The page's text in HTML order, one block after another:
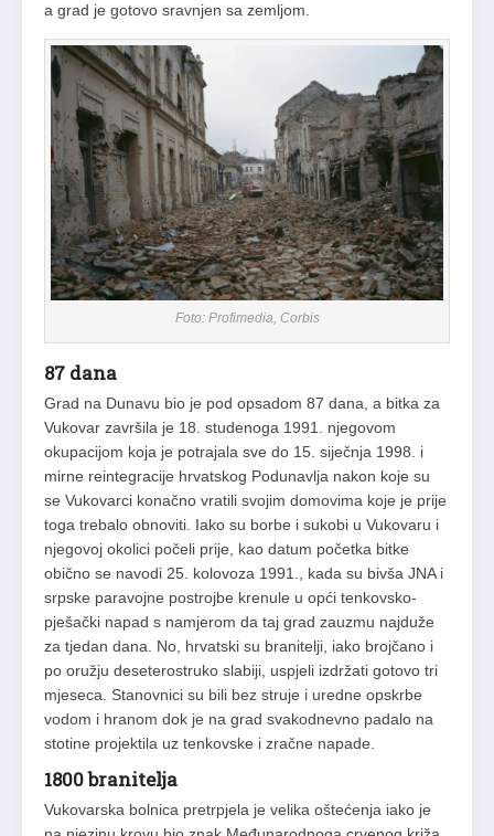
a grad je gotovo sravnjen sa zemljom.
Foto: Profimedia, Corbis
87 dana
Grad na Dunavu bio je pod opsadom 87 dana, a bitka za
Vukovar završila je 18. studenoga 1991. njegovom
okupacijom koja je potrajala sve do 15. siječnja 1998. i
mirne reintegracije hrvatskog Podunavlja nakon koje su
se Vukovarci konačno vratili svojim domovima koje je prije
toga trebalo obnoviti. Iako su borbe i sukobi u Vukovaru i
njegovoj okolici počeli prije, kao datum početka bitke
obično se navodi 25. kolovoza 1991., kada su bivša JNA i
srpske paravojne postrojbe krenule u opći tenkovsko-
pješački napad s namjerom da taj grad zauzmu najduže
za tjedan dana. No, hrvatski su branitelji, iako brojčano i
po oružju deseterostruko slabiji, uspjeli izdržati gotovo tri
mjeseca. Stanovnici su bili bez struje i uredne opskrbe
vodom i hranom dok je na grad svakodnevno padalo na
stotine projektila uz tenkovske i zračne napade.
1800 branitelja
Vukovarska bolnica pretrpjela je velika oštećenja iako je